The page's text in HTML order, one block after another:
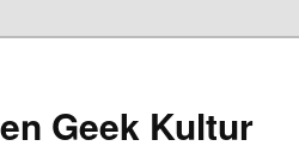
Geek Kultur